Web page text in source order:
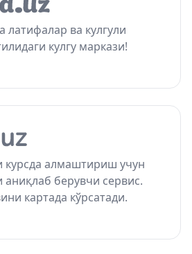
латифалар ва кулгули
кулгу маркази!
алмаштириш учун
аниқлаб берувчи сервис.
картада кўрсатади.